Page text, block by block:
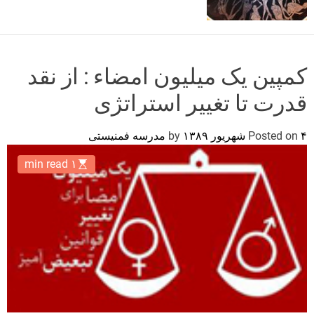
e
کمپین یک میلیون امضاء : از نقد
قدرت تا تغییر استراتژی
Posted on ۴ شهریور ۱۳۸۹ مدرسه فمنیستی
۱ min read